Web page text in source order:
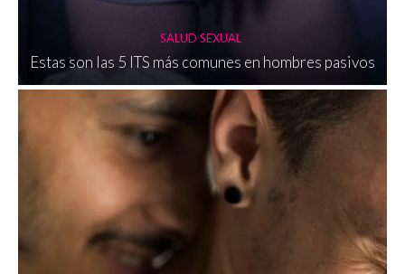
SALUD SEXUAL
Estas son las 5 ITS más comunes en hombres pasivos